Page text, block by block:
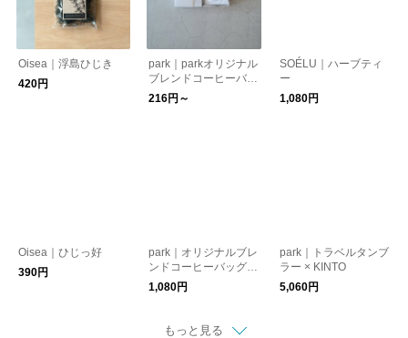
Oisea｜浮島ひじき
420円
park｜parkオリジナル
ブレンドコーヒーバッ
グ
216円～
SOÉLU｜ハーブティ
ー
1,080円
Oisea｜ひじっ好
390円
park｜オリジナルブレ
ンドコーヒーバッグ5
個セット [クリックポ
スト便]
1,080円
park｜トラベルタンブ
ラー × KINTO
5,060円
もっと見る